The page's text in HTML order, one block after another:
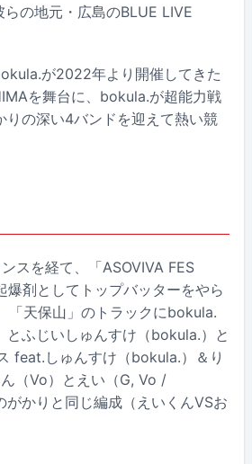
の地元・広島のBLUE LIVE
が2022年より開催してきた
を舞台に、bokula.が超能力戦
の深い4バンドを迎えて熱い競
スを経て、「ASOVIVA FES
剤としてトップバッターをやら
「天保山」のトラックにbokula.
ふじいしゅんすけ（bokula.）と
feat.しゅんすけ（bokula.）＆り
（Vo）とえい（G, Vo /
かりと同じ編成（えいくんVSお